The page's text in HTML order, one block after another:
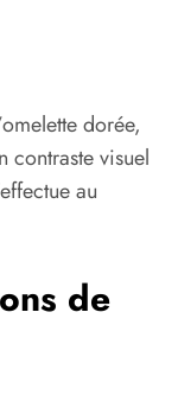
dorée,
contraste visuel
au
de